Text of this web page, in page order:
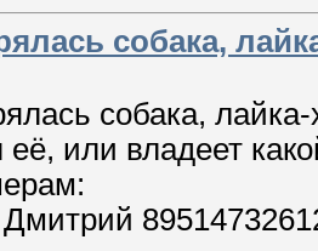
собака,
собака,
её, или владеет